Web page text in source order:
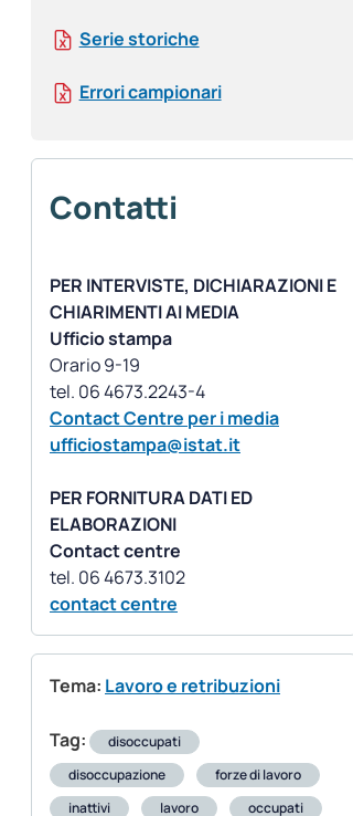
Serie storiche
Errori campionari
Contatti
PER INTERVISTE, DICHIARAZIONI E
CHIARIMENTI AI MEDIA
Ufficio stampa
Orario 9-19
Contact Centre per i media
ufficiostampa@istat.it
PER FORNITURA DATI ED
ELABORAZIONI
Contact centre
contact centre
Tema: Lavoro e retribuzioni
Tag:
disoccupati
disoccupazione
forze di lavoro
inattivi
lavoro
occupati